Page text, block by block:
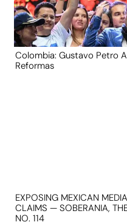
Colombia: Gustavo Petro
Reformas
EXPOSING MEXICAN
CLAIMS — SOBERANIA,
NO. 114